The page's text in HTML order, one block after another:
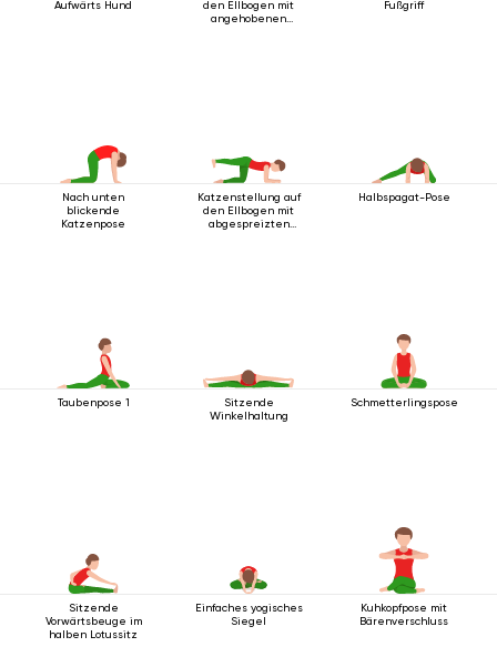
Aufwärts Hund
den Ellbogen mit
angehobenen
Fußgriff
Nach unten
blickende
Katzenpose
Katzenstellung auf
den Ellbogen mit
abgespreizten
Halbspagat-Pose
Taubenpose 1
Sitzende
Winkelhaltung
Schmetterlingspose
Sitzende
Vorwärtsbeuge im
halben Lotussitz
Einfaches yogisches
Siegel
Kuhkopfpose mit
Bärenverschluss